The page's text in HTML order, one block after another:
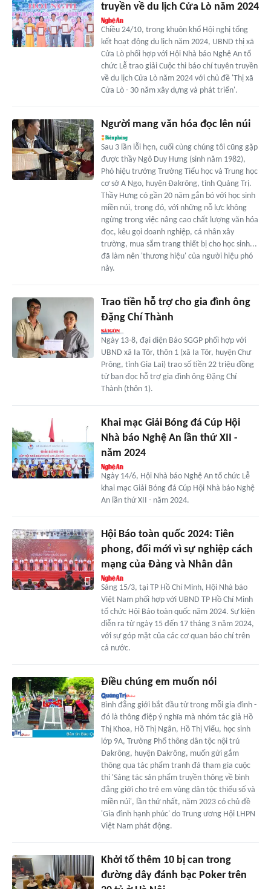
truyền về du lịch Cửa Lò năm 2024
Chiều 24/10, trong khuôn khổ Hội nghị tổng
kết hoạt động du lịch năm 2024, UBND thị xã
Cửa Lò phối hợp với Hội Nhà báo Nghệ An tổ
chức Lễ trao giải Cuộc thi báo chí tuyên truyền
về du lịch Cửa Lò năm 2024 với chủ đề 'Thị xã
Cửa Lò - 30 năm xây dựng và phát triển'.
Người mang văn hóa đọc lên núi
Sau 3 lần lỗi hẹn, cuối cùng chúng tôi cũng gặp
được thầy Ngô Duy Hưng (sinh năm 1982),
Phó hiệu trưởng Trường Tiểu học và Trung học
cơ sở A Ngo, huyện Đakrông, tỉnh Quảng Trị.
Thầy Hưng có gần 20 năm gắn bó với học sinh
miền núi, trong đó, với những nỗ lực không
ngừng trong việc nâng cao chất lượng văn hóa
đọc, kêu gọi doanh nghiệp, cá nhân xây
trường, mua sắm trang thiết bị cho học sinh...
đã làm nên 'thương hiệu' của người hiệu phó
này.
Trao tiền hỗ trợ cho gia đình ông
Đặng Chí Thành
Ngày 13-8, đại diện Báo SGGP phối hợp với
UBND xã Ia Tôr, thôn 1 (xã Ia Tôr, huyện Chư
Prông, tỉnh Gia Lai) trao số tiền 22 triệu đồng
từ bạn đọc hỗ trợ gia đình ông Đặng Chí
Thành (thôn 1).
Khai mạc Giải Bóng đá Cúp Hội
Nhà báo Nghệ An lần thứ XII -
năm 2024
Ngày 14/6, Hội Nhà báo Nghệ An tổ chức Lễ
khai mạc Giải Bóng đá Cúp Hội Nhà báo Nghệ
An lần thứ XII - năm 2024.
Hội Báo toàn quốc 2024: Tiên
phong, đổi mới vì sự nghiệp cách
mạng của Đảng và Nhân dân
Sáng 15/3, tại TP Hồ Chí Minh, Hội Nhà báo
Việt Nam phối hợp với UBND TP Hồ Chí Minh
tổ chức Hội Báo toàn quốc năm 2024. Sự kiện
diễn ra từ ngày 15 đến 17 tháng 3 năm 2024,
với sự góp mặt của các cơ quan báo chí trên
cả nước.
Điều chúng em muốn nói
Bình đẳng giới bắt đầu từ trong mỗi gia đình -
đó là thông điệp ý nghĩa mà nhóm tác giả Hồ
Thị Khoa, Hồ Thị Ngân, Hồ Thị Viểu, học sinh
lớp 9A, Trường Phổ thông dân tộc nội trú
Đakrông, huyện Đakrông, muốn gửi gắm
thông qua tác phẩm tranh đá tham gia cuộc
thi 'Sáng tác sản phẩm truyền thông về bình
đẳng giới cho trẻ em vùng dân tộc thiểu số và
miền núi', lần thứ nhất, năm 2023 có chủ đề
'Gia đình hạnh phúc' do Trung ương Hội LHPN
Việt Nam phát động.
Khởi tố thêm 10 bị can trong
đường dây đánh bạc Poker trên